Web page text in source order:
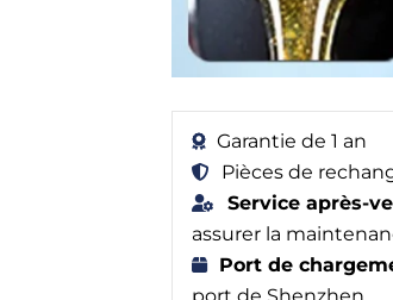
Garantie de 1 an
Pièces de
Service après-
assurer la
Port de
port de Shenzhen